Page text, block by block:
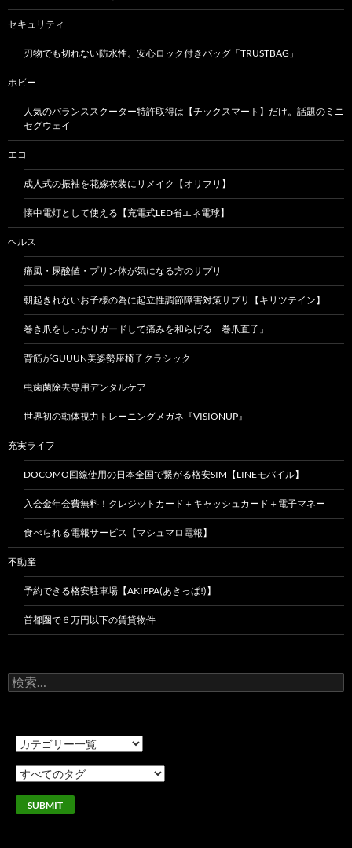
セキュリティ
刃物でも切れない防水性。安心ロック付きバッグ「TRUSTBAG」
ホビー
人気のバランススクーター特許取得は【チックスマート】だけ。話題のミニ
セグウェイ
エコ
成人式の振袖を花嫁衣装にリメイク【オリフリ】
懐中電灯として使える【充電式LED省エネ電球】
ヘルス
痛風・尿酸値・プリン体が気になる方のサプリ
朝起きれないお子様の為に起立性調節障害対策サプリ【キリツテイン】
巻き爪をしっかりガードして痛みを和らげる「巻爪直子」
背筋がGUUUN美姿勢座椅子クラシック
虫歯菌除去専用デンタルケア
世界初の動体視力トレーニングメガネ『VISIONUP』
充実ライフ
DOCOMO回線使用の日本全国で繋がる格安SIM【LINEモバイル】
入会金年会費無料！クレジットカード＋キャッシュカード＋電子マネー
食べられる電報サービス【マシュマロ電報】
不動産
予約できる格安駐車場【AKIPPA(あきっぱ!)】
首都圏で６万円以下の賃貸物件
検
索: